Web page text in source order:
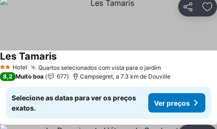
Partilhar
2 Estrelas
Hotel Quartos selecionados com vista para o jardimVer preços
Les TamarisVer preços
8,2 Muito boa 677 Campsegret, a 7.3 km de Douville
Selecione as datas para ver os preços
exatos.
Ver preços